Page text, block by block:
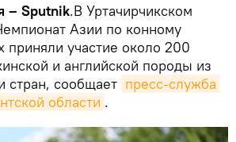
– Sputnik.В Уртачирчикском
Азии по конному
приняли участие около 200
и английской породы из
стран, сообщает пресс-служба
области .